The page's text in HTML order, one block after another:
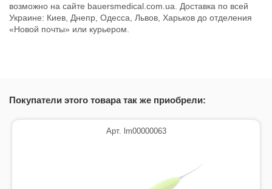
возможно на сайте bauersmedical.com.ua. Доставка по всей
Украине: Киев, Днепр, Одесса, Львов, Харьков до отделения
«Новой почты» или курьером.
Скачать (0)
Покупатели этого товара так же приобрели:
Арт. lm00000063